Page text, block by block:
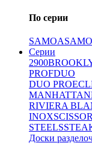
По серии
SAMOA
Серии
2900
PROFDUO
DUO PRO
MANHATTAN
RIVIERA
INOX
STEELS
Доски